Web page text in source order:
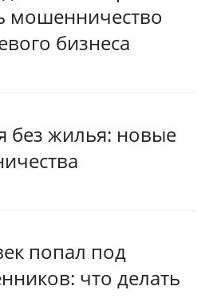
мошенничество
бизнеса
без жилья: новые
попал под
что делать